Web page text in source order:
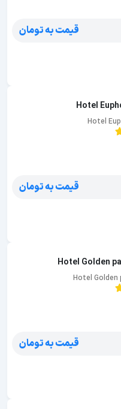
قیمت به تومان
Hotel
Hotel
قیمت به تومان
Hotel Golden
Hotel Golden
قیمت به تومان